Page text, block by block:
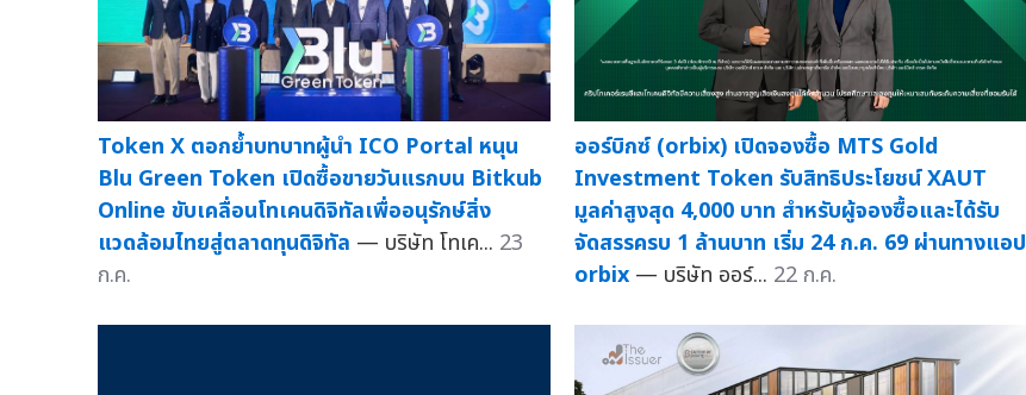
Token X ตอกย้ำบทบาทผู้นำ ICO Portal หนุน
Blu Green Token เปิดซื้อขายวันแรกบน Bitkub
Online ขับเคลื่อนโทเคนดิจิทัลเพื่ออนุรักษ์สิ่ง
แวดล้อมไทยสู่ตลาดทุนดิจิทัล — บริษัท โทเค... 23
ก.ค.
ออร์บิกซ์ (orbix) เปิดจองซื้อ MTS Gold
Investment Token รับสิทธิประโยชน์ XAUT
มูลค่าสูงสุด 4,000 บาท สำหรับผู้จองซื้อและได้รับ
จัดสรรครบ 1 ล้านบาท เริ่ม 24 ก.ค. 69 ผ่านทางแอป
orbix — บริษัท ออร์... 22 ก.ค.